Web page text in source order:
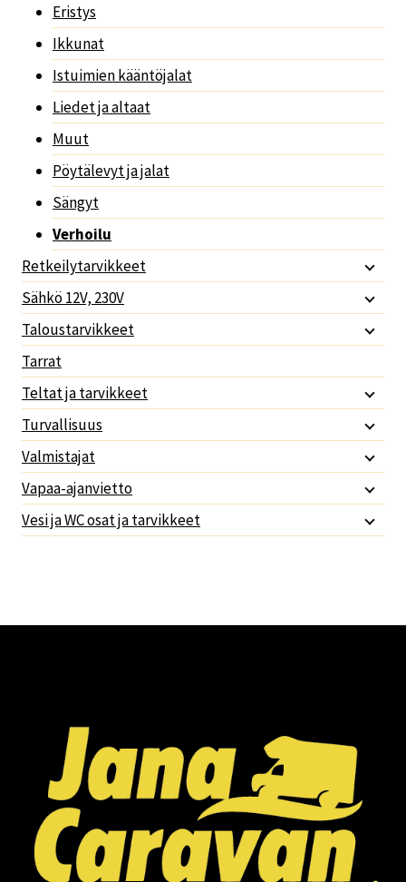
Eristys
Ikkunat
Istuimien kääntöjalat
Liedet ja altaat
Muut
Pöytälevyt ja jalat
Sängyt
Verhoilu
Retkeilytarvikkeet
Sähkö 12V, 230V
Taloustarvikkeet
Tarrat
Teltat ja tarvikkeet
Turvallisuus
Valmistajat
Vapaa-ajanvietto
Vesi ja WC osat ja tarvikkeet